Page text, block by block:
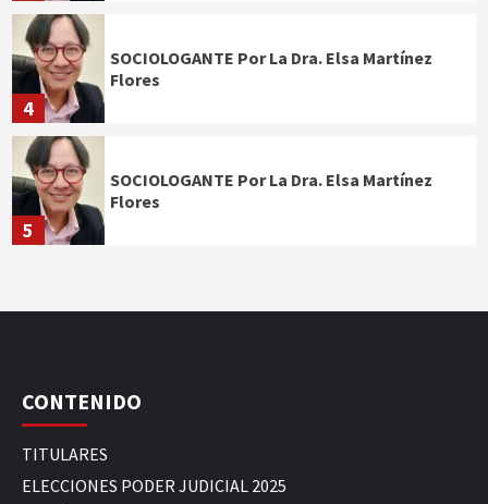
4
SOCIOLOGANTE Por La Dra. Elsa Martínez
Flores
5
SOCIOLOGANTE Por La Dra. Elsa Martínez
Flores
CONTENIDO
TITULARES
ELECCIONES PODER JUDICIAL 2025